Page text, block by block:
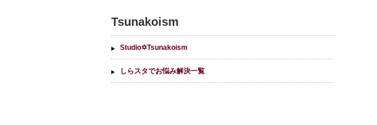
Tsunakoism
Studio✡Tsunakoism
しらスタでお悩み解決一覧